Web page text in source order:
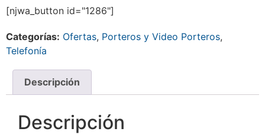
[njwa_button id="1286"]
Categorías: Ofertas, Porteros y Video Porteros,
Telefonía
Descripción
Descripción